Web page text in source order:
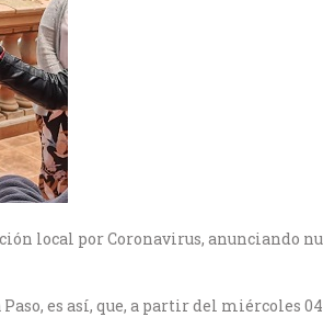
local por Coronavirus, anunciando
es así, que, a partir del miércoles 04